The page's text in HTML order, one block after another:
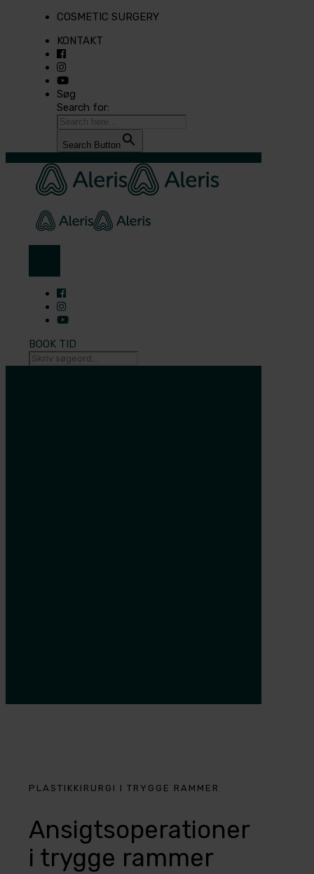
COSMETIC SURGERY
KONTAKT
Søg
Search for:
Search Button
BOOK TID
PLASTIKKIRURGI I TRYGGE RAMMER
Ansigtsoperationer
i trygge rammer